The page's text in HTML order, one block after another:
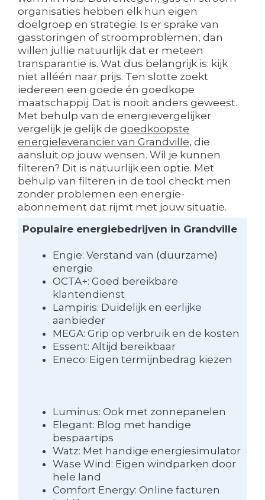
organisaties hebben elk hun eigen
doelgroep en strategie. Is er sprake van
gasstoringen of stroomproblemen, dan
willen jullie natuurlijk dat er meteen
transparantie is. Wat dus belangrijk is: kijk
niet alléén naar prijs. Ten slotte zoekt
iedereen een goede én goedkope
maatschappij. Dat is nooit anders geweest.
Met behulp van de energievergelijker
vergelijk je gelijk de goedkoopste
energieleverancier van Grandville, die
aansluit op jouw wensen. Wil je kunnen
filteren? Dit is natuurlijk een optie. Met
behulp van filteren in de tool checkt men
zonder problemen een energie-
abonnement dat rijmt met jouw situatie.
Populaire energiebedrijven in Grandville
Engie: Verstand van (duurzame)
energie
OCTA+: Goed bereikbare
klantendienst
Lampiris: Duidelijk en eerlijke
aanbieder
MEGA: Grip op verbruik en de kosten
Essent: Altijd bereikbaar
Eneco: Eigen termijnbedrag kiezen
Luminus: Ook met zonnepanelen
Elegant: Blog met handige
bespaartips
Watz: Met handige energiesimulator
Wase Wind: Eigen windparken door
hele land
Comfort Energy: Online facturen